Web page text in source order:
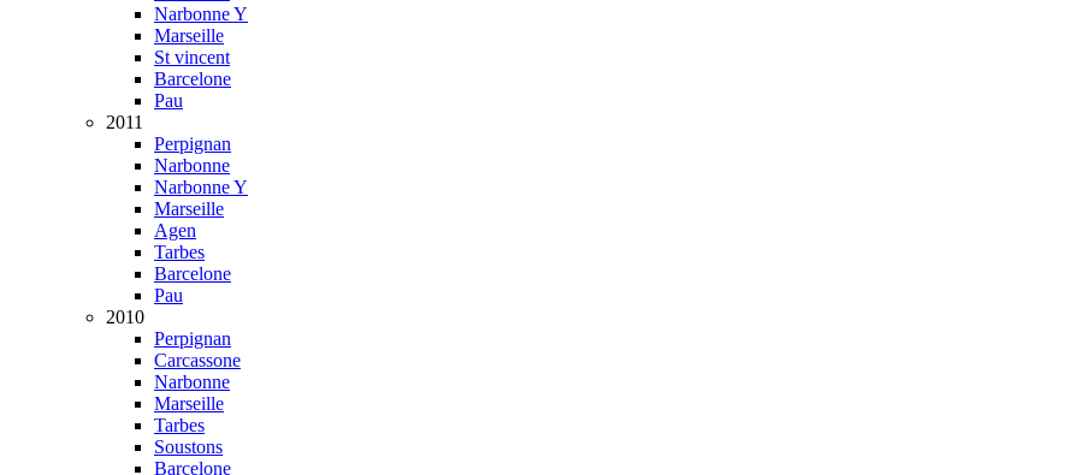
Narbonne Y
Marseille
St vincent
Barcelone
Pau
2011
Perpignan
Narbonne
Narbonne Y
Marseille
Agen
Tarbes
Barcelone
Pau
2010
Perpignan
Carcassone
Narbonne
Marseille
Tarbes
Soustons
Barcelone